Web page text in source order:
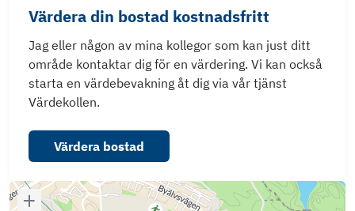
Värdera din bostad kostnadsfritt
Jag eller någon av mina kollegor som kan just ditt
område kontaktar dig för en värdering. Vi kan också
starta en värdebevakning åt dig via vår tjänst
Värdekollen.
Värdera bostad